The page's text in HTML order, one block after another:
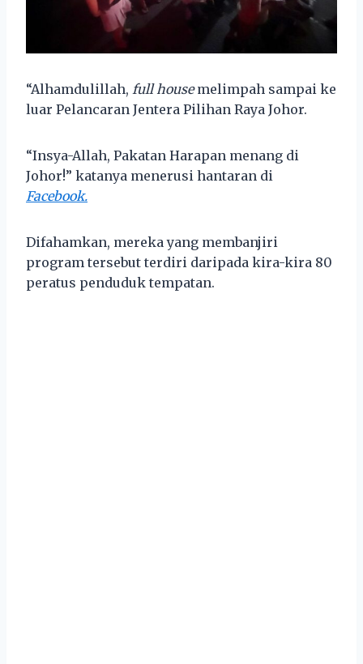
“Alhamdulillah, full housemelimpah sampai ke
luar Pelancaran Jentera Pilihan Raya Johor.
“Insya-Allah, Pakatan Harapan menang di
Johor!” katanya menerusi hantaran di
Facebook.
Difahamkan, mereka yang membanjiri
program tersebut terdiri daripada kira-kira 80
peratus penduduk tempatan.